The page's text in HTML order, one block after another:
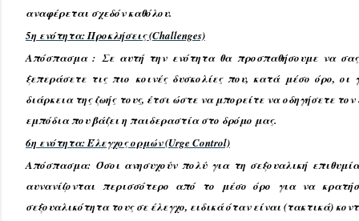
αναφέρεται σχεδόν καθόλου.
5η ενότητα: Προκλήσεις (Challenges)
Απόσπασμα : Σε αυτή την ενότητα θα προσπαθήσουμε να σας
ξεπεράσετε τις πιο κοινές δυσκολίες που, κατά μέσο όρο, οι
διάρκεια της ζωής τους, έτσι ώστε να μπορείτε να οδηγήσετε
εμπόδια που βάζει η παιδεραστία στο δρόμο μας.
6η ενότητα: Έλεγχος ορμών (Urge Control)
Απόσπασμα: Όσοι ανησυχούν πολύ για τη σεξουαλική
αυνανίζονται περισσότερο από το μέσο όρο για να
σεξουαλικότητα τους σε έλεγχο, ειδικά όταν είναι (τακτικά)